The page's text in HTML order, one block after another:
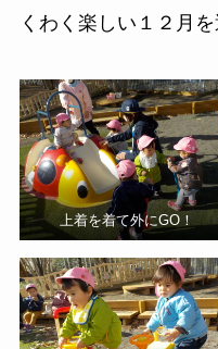
くわく楽しい１２月
上着を着て外にGO！